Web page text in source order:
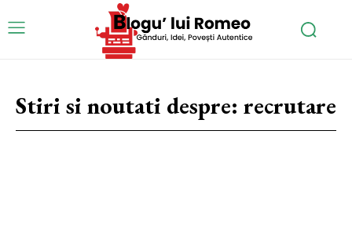
Stiri si noutati despre: recrutare